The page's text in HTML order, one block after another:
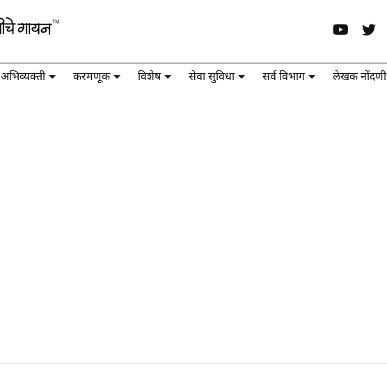
अभिव्यक्ती करमणूक विशेष सेवा सुविधा सर्व विभाग लेखक नोंदणी